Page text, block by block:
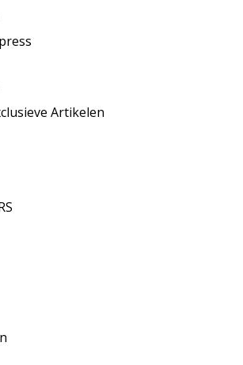
Artikelen